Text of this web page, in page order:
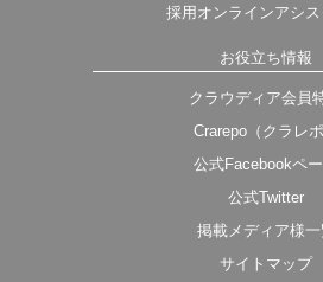
採用オンラインアシス
お役立ち情報
クラウディア会員
Crarepo（クラレポ
公式Facebookペ
公式Twitter
掲載メディア様一
サイトマップ